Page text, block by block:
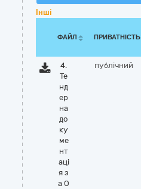
Інші
ФАЙЛ ПРИВАТНІСТЬ
4.
Те
нд
ер
на
до
ку
ме
нт
аці
я з
а О
публічний